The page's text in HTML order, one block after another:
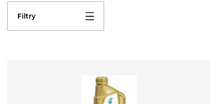
Filtry